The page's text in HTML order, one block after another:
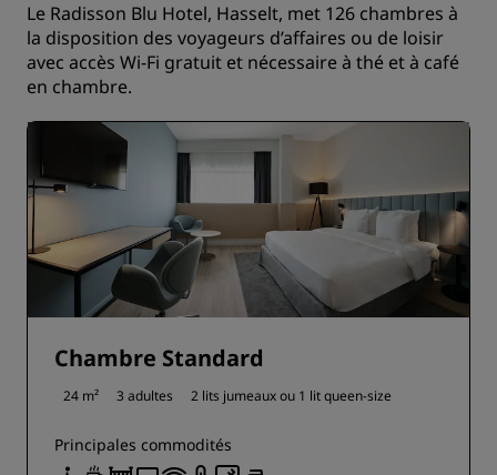
Le Radisson Blu Hotel, Hasselt, met 126 chambres à
la disposition des voyageurs d’affaires ou de loisir
avec accès Wi-Fi gratuit et nécessaire à thé et à café
en chambre.
Chambre Standard
24 m² 3 adultes 2 lits jumeaux ou 1 lit queen-size
Principales commodités